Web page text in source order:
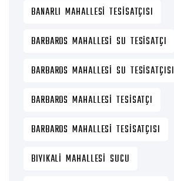
BANARLI MAHALLESI TESISATÇISI
BARBAROS MAHALLESI SU TESISATÇI
BARBAROS MAHALLESI SU TESISATÇISI
BARBAROS MAHALLESI TESISATÇI
BARBAROS MAHALLESI TESISATÇISI
BIYIKALI MAHALLESI SUCU